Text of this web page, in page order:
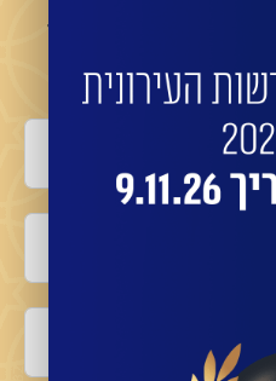
בניינית או פינוי